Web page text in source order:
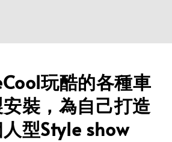
玩酷的各種車
裝，為自己打造
型Style show